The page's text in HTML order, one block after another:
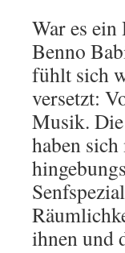
War es
Benno
fühlt sich
versetzt:
Musik.
haben
ihnen und